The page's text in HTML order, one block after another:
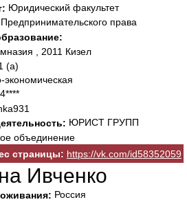
Юридический факультет
Предпринимательского права
, 2011 Кизел
(а)
4****
ЮРИСТ ГРУПП
объединение
страницы: https://vk.com/id58352059
Ивченко
Россия